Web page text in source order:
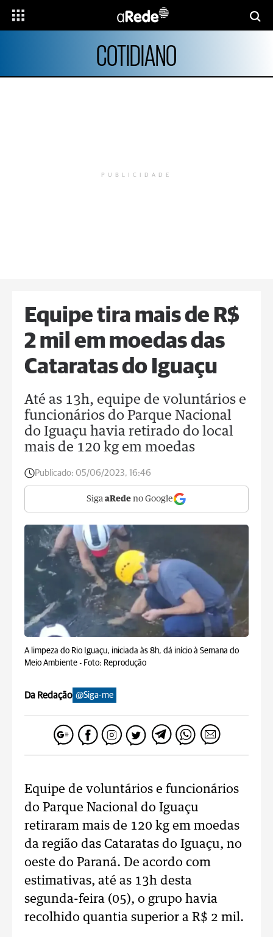
COTIDIANO
PUBLICIDADE
Equipe tira mais de R$
2 mil em moedas das
Cataratas do Iguaçu
Até as 13h, equipe de voluntários e
funcionários do Parque Nacional
do Iguaçu havia retirado do local
mais de 120 kg em moedas
Publicado: 05/06/2023, 16:46
Siga aRede no Google
A limpeza do Rio Iguaçu, iniciada às 8h, dá início à Semana do
Meio Ambiente - Foto: Reprodução
Da Redação @Siga-me
Equipe de voluntários e funcionários
do Parque Nacional do Iguaçu
retiraram mais de 120 kg em moedas
da região das Cataratas do Iguaçu, no
oeste do Paraná. De acordo com
estimativas, até as 13h desta
segunda-feira (05), o grupo havia
recolhido quantia superior a R$ 2 mil.